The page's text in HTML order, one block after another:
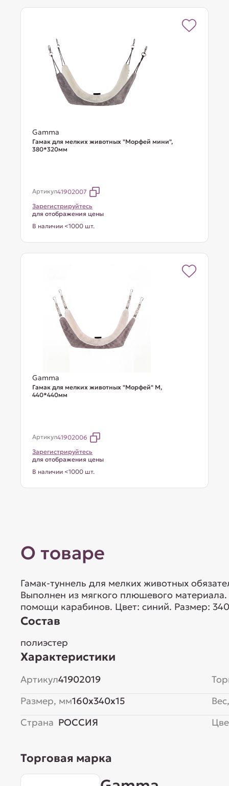
Gamma
Гамак для мелких животных "Морфей мини",
380*320мм
Артикул41902007
Зарегистрируйтесь
для отображения цены
В наличии <1000 шт.
Gamma
Гамак для мелких животных "Морфей" М,
440*440мм
Артикул41902006
Зарегистрируйтесь
для отображения цены
В наличии <1000 шт.
О товаре
Гамак-туннель для мелких животных
Выполнен из мягкого плюшевого
помощи карабинов. Цвет: синий. Размер:
Состав
полиэстер
Характеристики
Артикул41902019
Размер, мм160x340x15
Страна РОССИЯ
Торговая марка